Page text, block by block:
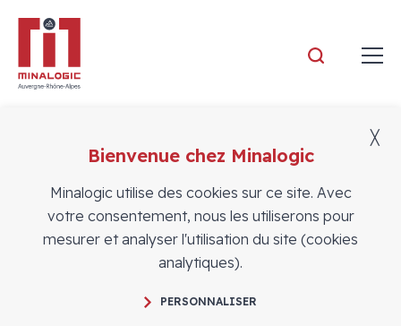
Actualités
Bienvenue chez Minalogic
Minalogic utilise des cookies sur ce site. Avec
votre consentement, nous les utiliserons pour
mesurer et analyser l'utilisation du site (cookies
analytiques).
PERSONNALISER
╳